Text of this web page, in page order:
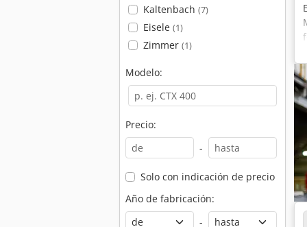
Kaltenbach (7)
Eisele (1)
Zimmer (1)
Modelo:
Precio:
-
Solo con indicación de precio
Año de fabricación:
-